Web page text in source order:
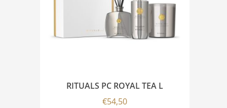
RITUALS PC ROYAL TEA L
€54,50